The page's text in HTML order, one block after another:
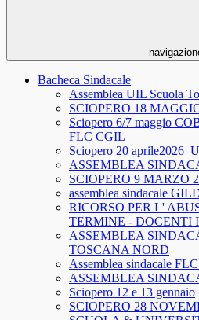
Bacheca Sindacale
Assemblea UIL Scuola
SCIOPERO 18
Sciopero 6/7 maggio
FLC CGIL
Sciopero 20
ASSEMBLEA
SCIOPERO 9 MARZO
assemblea sindacale
RICORSO PER L'
TERMINE - DOCENTI
ASSEMBLEA
TOSCANA NORD
Assemblea sindacale
ASSEMBLEA
Sciopero 12 e 13 gennaio
SCIOPERO 28